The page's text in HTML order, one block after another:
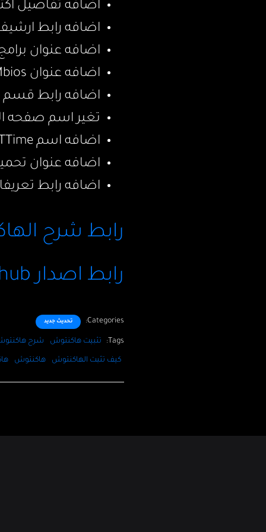
اضافه تفاصيل
اضافه رابط
اضافه عنوان
اضافه عنوان GenSMbios في صفحه الكونفق
اضافه رابط قسم
تغير اسم صفحه
اضافه اسم SSDTTime لعنوان كاتلينا فما فوق
اضافه عنوان
اضافه رابط
رابط شرح
رابط اصدار Github
Categories: تحديث جديد
Tags: تثبيت هاكنتوش شرح
كيف تثبت الهاكنتوش هاكنتوش